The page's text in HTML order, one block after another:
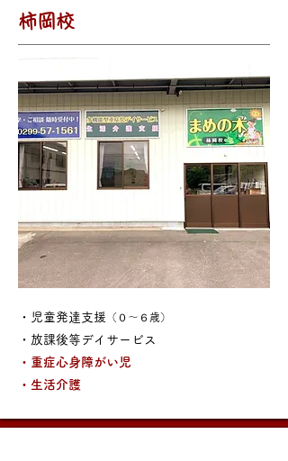
柿岡校
・児童発達支援 （０～６歳）
・放課後等デイサービス
・重症心身障がい児
​・生活介護